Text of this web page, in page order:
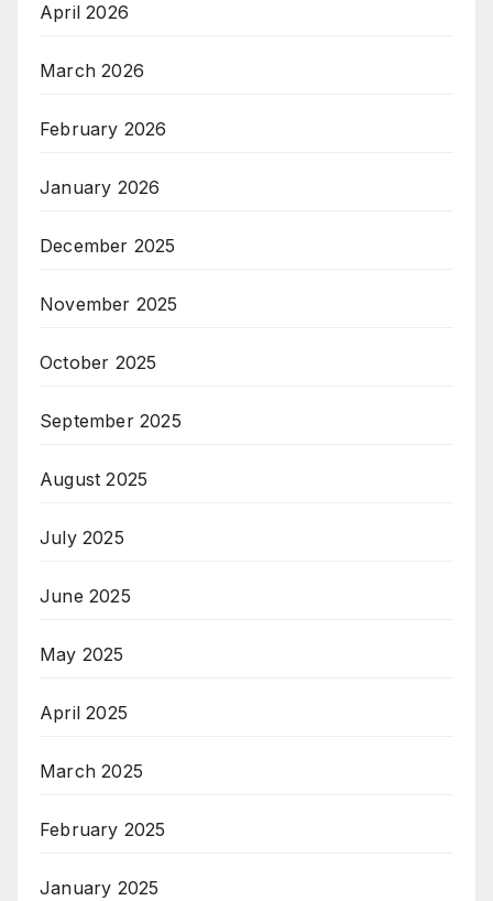
April 2026
March 2026
February 2026
January 2026
December 2025
November 2025
October 2025
September 2025
August 2025
July 2025
June 2025
May 2025
April 2025
March 2025
February 2025
January 2025